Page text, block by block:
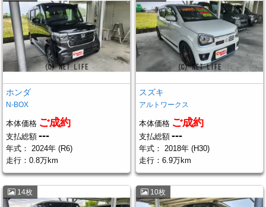
ホンダ
N-BOX
本体価格 ご成約
支払総額 ---
年式： 2024年 (R6)
走行：0.8万km
スズキ
アルトワークス
本体価格 ご成約
支払総額 ---
年式： 2018年 (H30)
走行：6.9万km
14枚 10枚